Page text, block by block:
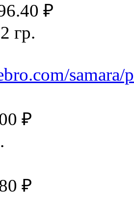
₽
гр.
samara/
₽
₽